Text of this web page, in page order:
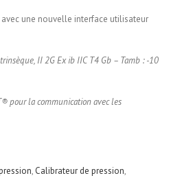
une nouvelle interface utilisateur
II 2G Ex ib IIC T4 Gb – Tamb : -10
pour la communication avec les
, Calibrateur de pression,